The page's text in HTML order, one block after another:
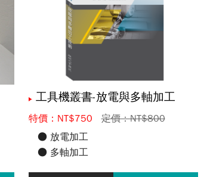
工具機叢書-放電與多軸加工
特價：NT$750
定價：NT$800
● 放電加工
● 多軸加工